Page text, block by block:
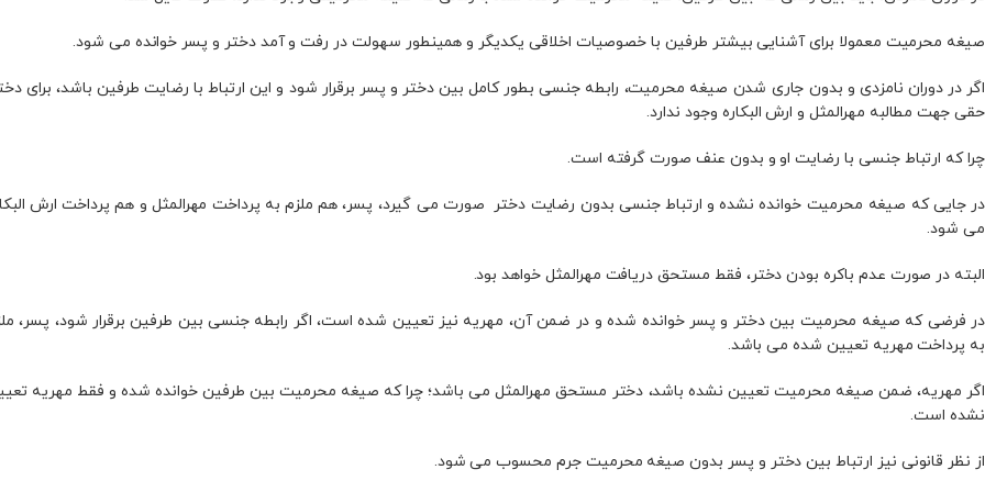
صیغه محرمیت معمولا برای آشنایی بیشتر طرفین با خصوصیات اخلاقی یکدیگر و همینطور سهولت در رفت و آمد دختر و پسر خوانده می‌ شود.
اگر در دوران نامزدی و بدون جاری شدن صیغه محرمیت، رابطه جنسی بطور کامل بین دختر و پسر برقرار شود و این ارتباط با رضایت طرفین باشد، برای
حقی جهت مطالبه مهرالمثل و ارش البکاره وجود ندارد.
چرا که ارتباط جنسی با رضایت او و بدون عنف صورت گرفته است.
در جایی که صیغه محرمیت خوانده نشده و ارتباط جنسی بدون رضایت دختر صورت می گیرد، پسر، هم ملزم به پرداخت مهرالمثل و هم پرداخت ارش
می‌ شود.
البته در صورت عدم باکره بودن دختر، فقط مستحق دریافت مهرالمثل خواهد بود.
در فرضی که صیغه محرمیت بین دختر و پسر خوانده شده و در ضمن آن، مهریه نیز تعیین شده است، اگر رابطه جنسی بین طرفین برقرار شود، پسر،
به پرداخت مهریه تعیین شده می‌ باشد.
اگر مهریه، ضمن صیغه محرمیت تعیین نشده باشد، دختر مستحق مهرالمثل می‌ باشد؛ چرا که صیغه محرمیت بین طرفین خوانده شده و فقط مهریه
نشده است.
از نظر قانونی نیز ارتباط بین دختر و پسر بدون صیغه محرمیت جرم محسوب می‌ شود.